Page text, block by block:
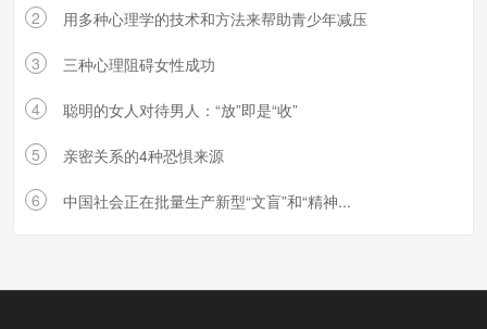
2 用多种心理学的技术和方法来帮助青少年减压
3 三种心理阻碍女性成功
4 聪明的女人对待男人：“放”即是“收”
5 亲密关系的4种恐惧来源
6 中国社会正在批量生产新型“文盲”和“精神...